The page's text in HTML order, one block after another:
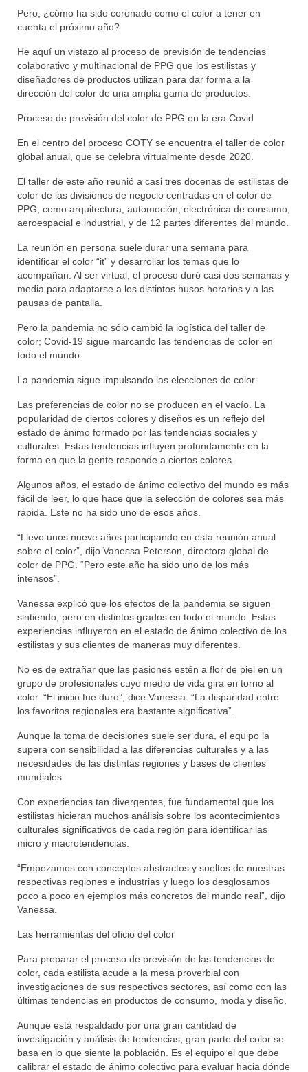
Pero, ¿cómo ha sido coronado como el color a tener en
cuenta el próximo año?
He aquí un vistazo al proceso de previsión de tendencias
colaborativo y multinacional de PPG que los estilistas y
diseñadores de productos utilizan para dar forma a la
dirección del color de una amplia gama de productos.
Proceso de previsión del color de PPG en la era Covid
En el centro del proceso COTY se encuentra el taller de color
global anual, que se celebra virtualmente desde 2020.
El taller de este año reunió a casi tres docenas de estilistas de
color de las divisiones de negocio centradas en el color de
PPG, como arquitectura, automoción, electrónica de consumo,
aeroespacial e industrial, y de 12 partes diferentes del mundo.
La reunión en persona suele durar una semana para
identificar el color “it” y desarrollar los temas que lo
acompañan. Al ser virtual, el proceso duró casi dos semanas y
media para adaptarse a los distintos husos horarios y a las
pausas de pantalla.
Pero la pandemia no sólo cambió la logística del taller de
color; Covid-19 sigue marcando las tendencias de color en
todo el mundo.
La pandemia sigue impulsando las elecciones de color
Las preferencias de color no se producen en el vacío. La
popularidad de ciertos colores y diseños es un reflejo del
estado de ánimo formado por las tendencias sociales y
culturales. Estas tendencias influyen profundamente en la
forma en que la gente responde a ciertos colores.
Algunos años, el estado de ánimo colectivo del mundo es más
fácil de leer, lo que hace que la selección de colores sea más
rápida. Este no ha sido uno de esos años.
“Llevo unos nueve años participando en esta reunión anual
sobre el color”, dijo Vanessa Peterson, directora global de
color de PPG. “Pero este año ha sido uno de los más
intensos”.
Vanessa explicó que los efectos de la pandemia se siguen
sintiendo, pero en distintos grados en todo el mundo. Estas
experiencias influyeron en el estado de ánimo colectivo de los
estilistas y sus clientes de maneras muy diferentes.
No es de extrañar que las pasiones estén a flor de piel en un
grupo de profesionales cuyo medio de vida gira en torno al
color. “El inicio fue duro”, dice Vanessa. “La disparidad entre
los favoritos regionales era bastante significativa”.
Aunque la toma de decisiones suele ser dura, el equipo la
supera con sensibilidad a las diferencias culturales y a las
necesidades de las distintas regiones y bases de clientes
mundiales.
Con experiencias tan divergentes, fue fundamental que los
estilistas hicieran muchos análisis sobre los acontecimientos
culturales significativos de cada región para identificar las
micro y macrotendencias.
“Empezamos con conceptos abstractos y sueltos de nuestras
respectivas regiones e industrias y luego los desglosamos
poco a poco en ejemplos más concretos del mundo real”, dijo
Vanessa.
Las herramientas del oficio del color
Para preparar el proceso de previsión de las tendencias de
color, cada estilista acude a la mesa proverbial con
investigaciones de sus respectivos sectores, así como con las
últimas tendencias en productos de consumo, moda y diseño.
Aunque está respaldado por una gran cantidad de
investigación y análisis de tendencias, gran parte del color se
basa en lo que siente la población. Es el equipo el que debe
calibrar el estado de ánimo colectivo para evaluar hacia dónde